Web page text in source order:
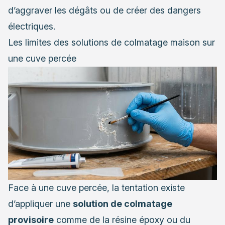
d’aggraver les dégâts ou de créer des dangers
électriques.
Les limites des solutions de colmatage maison sur
une cuve percée
Face à une cuve percée, la tentation existe
d’appliquer une solution de colmatage
provisoire comme de la résine époxy ou du